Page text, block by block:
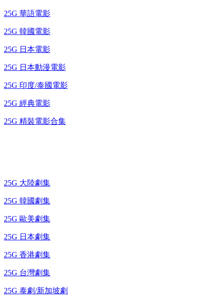
25G 華語電影
25G 韓國電影
25G 日本電影
25G 日本動漫電影
25G 印度/泰國電影
25G 經典電影
25G 精裝電影合集
25G 大陸劇集
25G 韓國劇集
25G 歐美劇集
25G 日本劇集
25G 香港劇集
25G 台灣劇集
25G 泰劇/新加坡劇